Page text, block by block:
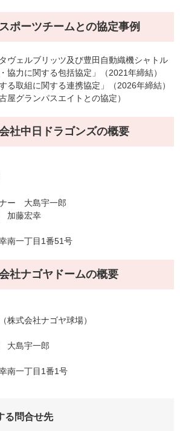
ポーツチームとの協定事例
ヴェルブリッツ及び豊田自動織機シャトル
協力に関する包括協定」（2021年締結）
る取組に関する連携協定」（2026年締結）
屋グランパスエイトとの協定）
社中日ドラゴンズの概要
ー 大島宇一郎
加藤宏幸
南一丁目1番51号
社ナゴヤドームの概要
株式会社ナゴヤ球場）
大島宇一郎
南一丁目1番1号
る問合せ先